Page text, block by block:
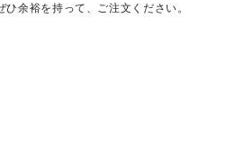
余裕を持って、ご注文ください。